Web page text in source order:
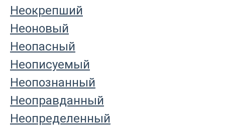
Неокрепший
Неоновый
Неопасный
Неописуемый
Неопознанный
Неоправданный
Неопределенный